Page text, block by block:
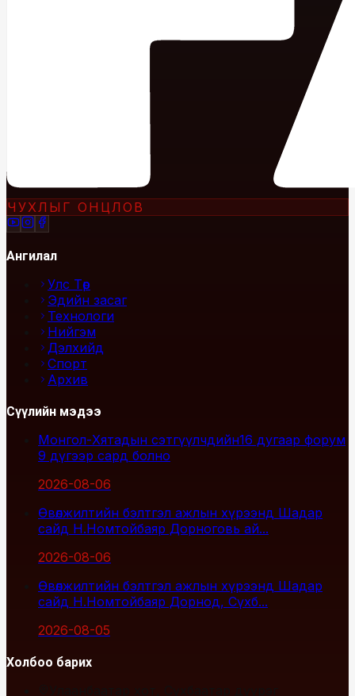
ЧУХЛЫГ ОНЦЛОВ
Ангилал
Улс Төр
Эдийн засаг
Технологи
Нийгэм
Дэлхийд
Спорт
Архив
Сүүлийн мэдээ
Монгол-Хятадын сэтгүүлчдийн16 дугаар форум
9 дүгээр сард болно
2026-08-06
Өвөлжилтийн бэлтгэл ажлын хүрээнд Шадар
сайд Н.Номтойбаяр Дорноговь ай...
2026-08-06
Өвөлжилтийн бэлтгэл ажлын хүрээнд Шадар
сайд Н.Номтойбаяр Дорнод, Сүхб...
2026-08-05
Холбоо барих